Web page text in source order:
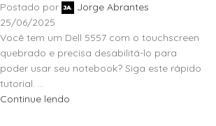
Postado por
Jorge Abrantes
25/06/2025
Você tem um Dell 5557 com o touchscreen
quebrado e precisa desabilitá-lo para
poder usar seu notebook? Siga este rápido
tutorial. ...
Continue lendo